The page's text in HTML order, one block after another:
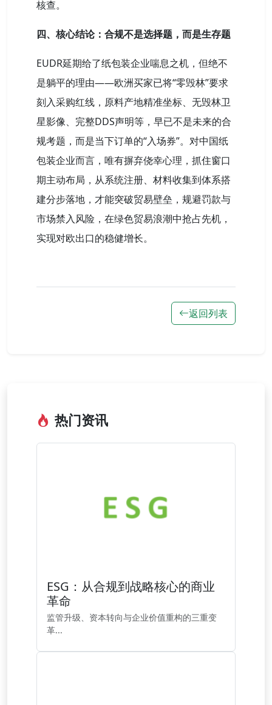
核查。
四、核心结论：合规不是选择题，而是生存题
EUDR延期给了纸包装企业喘息之机，但绝不
是躺平的理由——欧洲买家已将“零毁林”要求
刻入采购红线，原料产地精准坐标、无毁林卫
星影像、完整DDS声明等，早已不是未来的合
规考题，而是当下订单的“入场券”。对中国纸
包装企业而言，唯有摒弃侥幸心理，抓住窗口
期主动布局，从系统注册、材料收集到体系搭
建分步落地，才能突破贸易壁垒，规避罚款与
市场禁入风险，在绿色贸易浪潮中抢占先机，
实现对欧出口的稳健增长。
返回列表
热门资讯
ESG：从合规到战略核心的商业
革命
监管升级、资本转向与企业价值重构的三重变
革...